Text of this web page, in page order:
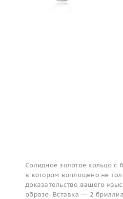
Солидное золотое кольцо с
в котором воплощено не
доказательство вашего
образе. Вставка — 2